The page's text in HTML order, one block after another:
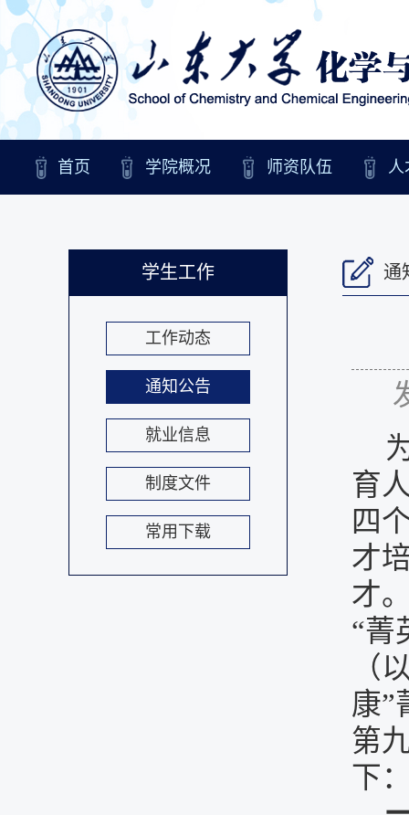
首页 学院概况 师资队伍 人
学生工作
工作动态
通知公告
就业信息
制度文件
常用下载
通
育
四
才
才
“菁
（
康”
第
下